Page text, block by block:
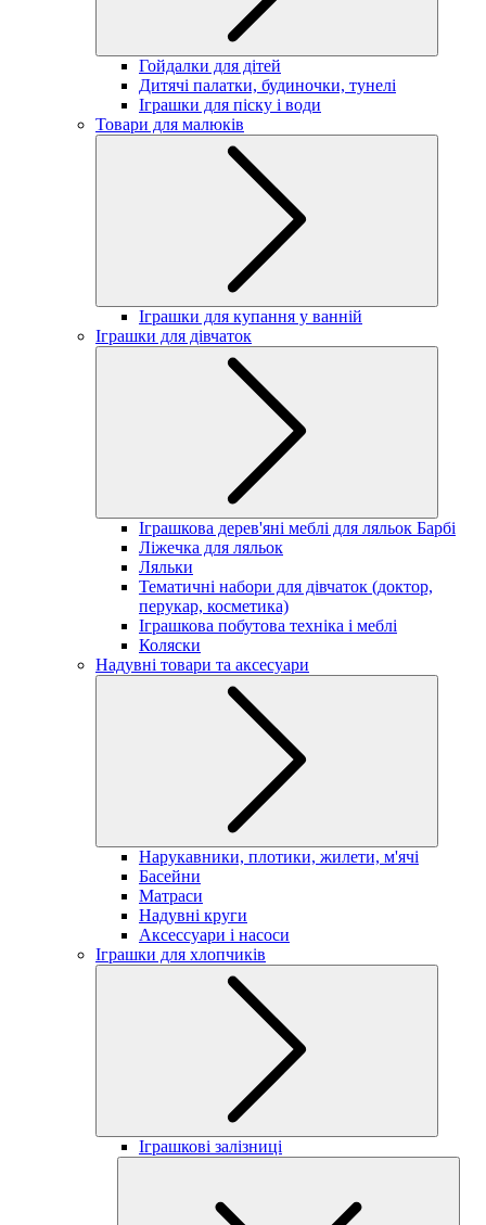
Гойдалки для дітей
Дитячі палатки, будиночки, тунелі
Іграшки для піску і води
Товари для малюків
Іграшки для купання у ванній
Іграшки для дівчаток
Іграшкова дерев'яні меблі для ляльок Барбі
Ліжечка для ляльок
Ляльки
Тематичні набори для дівчаток (доктор,
перукар, косметика)
Іграшкова побутова техніка і меблі
Коляски
Надувні товари та аксесуари
Нарукавники, плотики, жилети, м'ячі
Басейни
Матраси
Надувні круги
Аксессуари і насоси
Іграшки для хлопчиків
Іграшкові залізниці